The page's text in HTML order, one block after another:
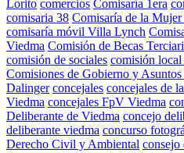
Lorito comercios Comisaría 1era
comisaria 38 Comisaría de la
comisaría móvil Villa Lynch
Viedma Comisión de Becas
comisión de sociales comisión local
Comisiones de Gobierno y Asuntos
Dalinger concejales concejales de
Viedma concejales FpV Viedma
Deliberante de Viedma concejo
deliberante viedma concurso
Derecho Civil y Ambiental consejo